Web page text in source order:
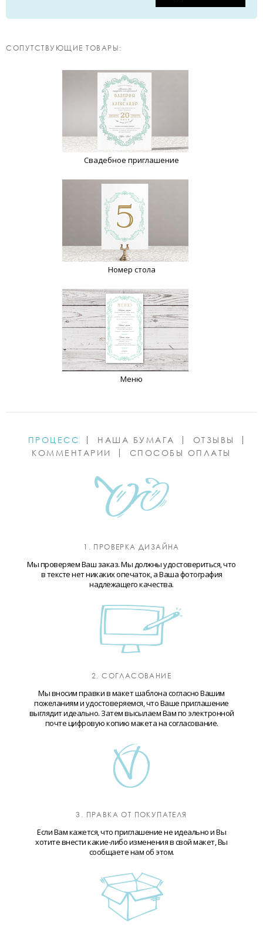
CОПУТСТВУЮЩИЕ ТОВАРЫ:
Свадебное приглашение
Номер стола
Меню
ПРОЦЕСС НАША БУМАГА
ОТЗЫВЫ
КОММЕНТАРИИ
СПОСОБЫ ОПЛАТЫ
1. ПРОВЕРКА ДИЗАЙНА
Мы проверяем Ваш заказ. Мы должны удостовериться, что
в тексте нет никаких опечаток, а Ваша фотография
надлежащего качества.
2. СОГЛАСОВАНИЕ
Мы вносим правки в макет шаблона согласно Вашим
пожеланиям и удостоверяемся, что Ваше приглашение
выглядит идеально. Затем высылаем Вам по электронной
почте цифровую копию макета на согласование.
3. ПРАВКА ОТ ПОКУПАТЕЛЯ
Если Вам кажется, что приглашение не идеально и Вы
хотите внести какие-либо изменения в свой макет, Вы
сообщаете нам об этом.